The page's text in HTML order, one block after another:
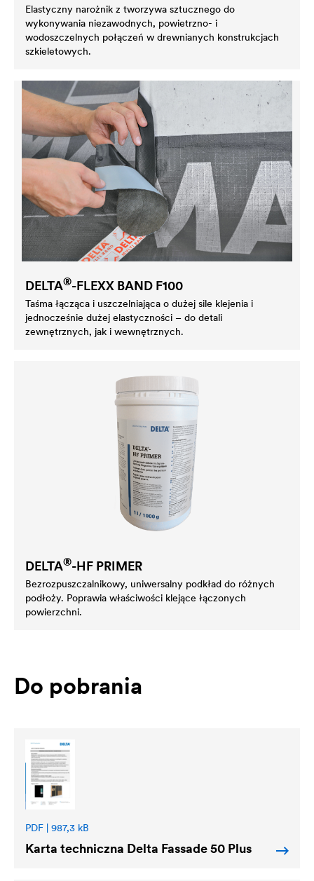
Elastyczny narożnik z tworzywa sztucznego do
wykonywania niezawodnych, powietrzno- i
wodoszczelnych połączeń w drewnianych konstrukcjach
szkieletowych.
DELTA®-FLEXX BAND F100
Taśma łącząca i uszczelniająca o dużej sile klejenia i
jednocześnie dużej elastyczności – do detali
zewnętrznych, jak i wewnętrznych.
DELTA®-HF PRIMER
Bezrozpuszczalnikowy, uniwersalny podkład do różnych
podłoży. Poprawia właściwości klejące łączonych
powierzchni.
Do pobrania
PDF | 987,3 kB
Karta techniczna Delta Fassade 50 Plus